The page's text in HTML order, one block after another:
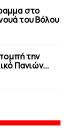
στο
του Bόλου
την
Πανιών...